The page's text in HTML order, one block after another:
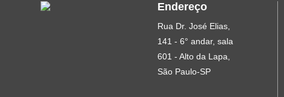
Endereço
Rua Dr. José Elias,
141 - 6° andar, sala
601 - Alto da Lapa,
São Paulo-SP